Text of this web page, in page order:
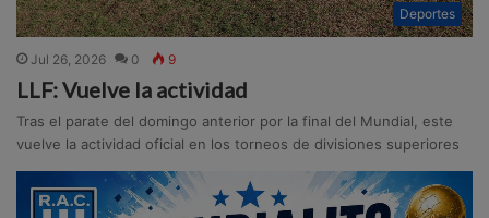
Deportes
Jul 26, 2026 0 9
LLF: Vuelve la actividad
Tras el parate del domingo anterior por la final del Mundial, este
vuelve la actividad oficial en los torneos de divisiones superiores